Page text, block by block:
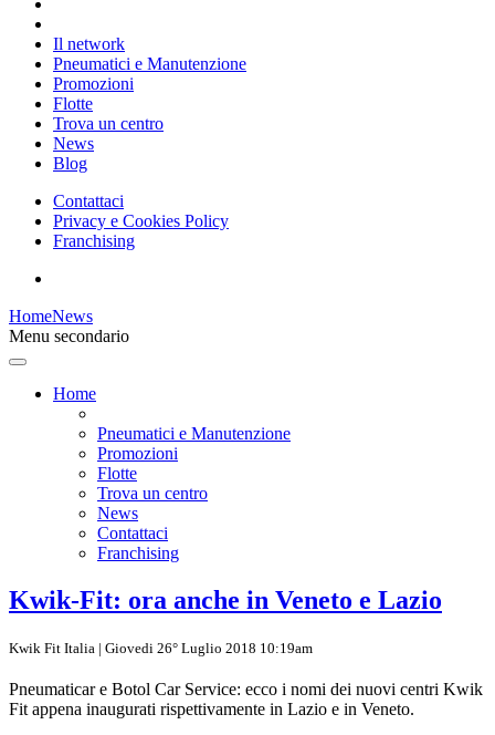
Il network
Pneumatici e Manutenzione
Promozioni
Flotte
Trova un centro
News
Blog
Contattaci
Privacy e Cookies Policy
Franchising
HomeNews
Menu secondario
Home
Pneumatici e Manutenzione
Promozioni
Flotte
Trova un centro
News
Contattaci
Franchising
Kwik-Fit: ora anche in Veneto e Lazio
Kwik Fit Italia | Giovedi 26° Luglio 2018 10:19am
Pneumaticar e Botol Car Service: ecco i nomi dei nuovi centri Kwik
Fit appena inaugurati rispettivamente in Lazio e in Veneto.